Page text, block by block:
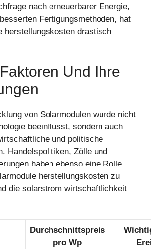
nach erneuerbarer Energie,
Fertigungsmethoden, hat
herstellungskosten drastisch
Und Ihre
von Solarmodulen wurde nicht
beeinflusst, sondern auch
und politische
Handelspolitiken, Zölle und
haben ebenso eine Rolle
herstellungskosten zu
die solarstrom wirtschaftlichkeit
Durchschnittspreis
pro Wp